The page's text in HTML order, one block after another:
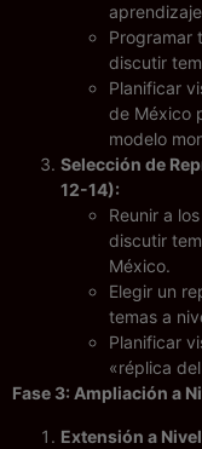
Programar
discutir
Planificar
de México
modelo
Selección de
12-14):
Reunir a
discutir
México.
Elegir un
temas a
Planificar
«réplica
Fase 3: Ampliación a
Extensión a